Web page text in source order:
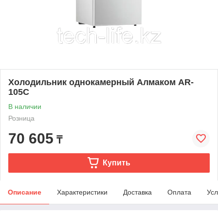
Холодильник однокамерный Алмаком AR-
105C
В наличии
Розница
70 605 ₸
Купить
Описание Характеристики Доставка Оплата